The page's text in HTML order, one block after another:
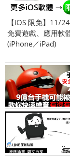
【iOS 限免】11/
免費遊戲、應用軟
(iPhone／iPad)